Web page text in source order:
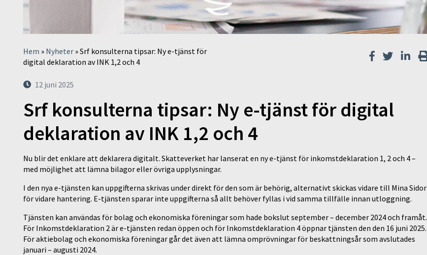
Hem » Nyheter »Srf konsulterna tipsar: Ny e-tjänst för
digital deklaration av INK 1,2 och 4
12 juni 2025
Srf konsulterna tipsar: Ny e-tjänst för digital
deklaration av INK 1,2 och 4
Nu blir det enklare att deklarera digitalt. Skatteverket har lanserat en ny e-tjänst för inkomstdeklaration 1, 2 och 4 –
med möjlighet att lämna bilagor eller övriga upplysningar.
I den nya e-tjänsten kan uppgifterna skrivas under direkt för den som är behörig, alternativt skickas vidare till Mina Sidor
för vidare hantering. E-tjänsten sparar inte uppgifterna så allt behöver fyllas i vid samma tillfälle innan utloggning.
Tjänsten kan användas för bolag och ekonomiska föreningar som hade bokslut september – december 2024 och framåt.
För Inkomstdeklaration 2 är e-tjänsten redan öppen och för Inkomstdeklaration 4 öppnar tjänsten den den 16 juni 2025.
För aktiebolag och ekonomiska föreningar går det även att lämna omprövningar för beskattningsår som avslutades
januari – augusti 2024.